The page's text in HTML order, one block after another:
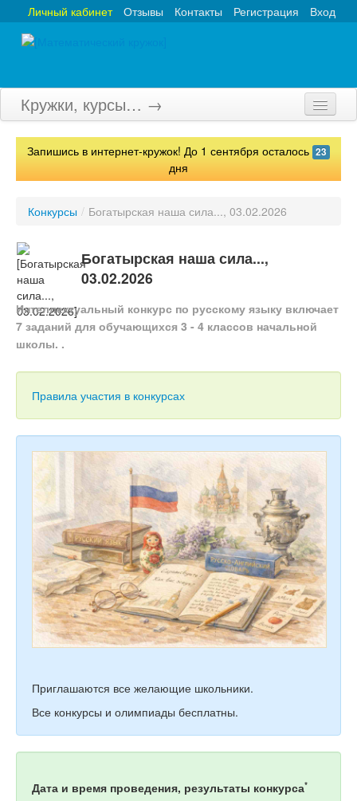
Вход
Регистрация
Контакты
Отзывы
Личный кабинет
Кружки, курсы… →
Главная
Турниры
Конкурсы
Вебинары
Книги
Игры
Учитель
Запишись в интернет-кружок! До 1 сентября осталось 23
дня
Конкурсы / Богатырская наша сила..., 03.02.2026
Богатырская наша сила...,
03.02.2026
Интеллектуальный конкурс по русскому языку включает
7 заданий для обучающихся 3 - 4 классов начальной
школы. .
Правила участия в конкурсах
Приглашаются все желающие школьники.
Все конкурсы и олимпиады бесплатны.
Дата и время проведения, результаты конкурса*